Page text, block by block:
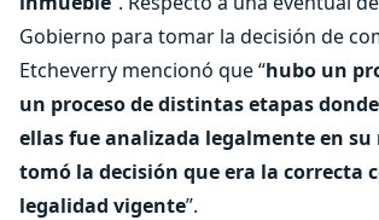
Gobierno para tomar la decisión de
Etcheverry mencionó que “hubo un
un proceso de distintas etapas
ellas fue analizada legalmente en su
tomó la decisión que era la correcta
legalidad vigente”.